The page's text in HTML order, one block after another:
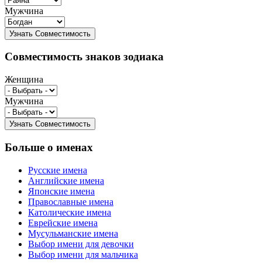
Мужчина
Совместимость знаков зодиака
Женщина
Мужчина
Больше о именах
Русские имена
Английские имена
Японские имена
Православные имена
Католические имена
Еврейские имена
Мусульманские имена
Выбор имени для девочки
Выбор имени для мальчика